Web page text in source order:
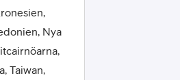
Nya
Taiwan,